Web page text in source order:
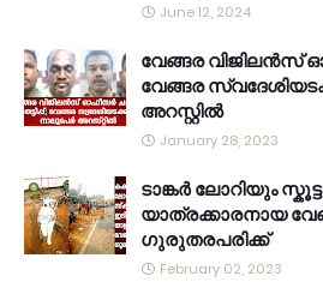
June 12, 2024
വേങ്ങര വിജിലൻസ്
വേങ്ങര
അറസ്റ്റിൽ
January 28, 2023
ടാങ്കർ ലോറിയും
യാത്രക്കാരനായ
ഗുരുതരപരിക്ക്
February 02, 2023